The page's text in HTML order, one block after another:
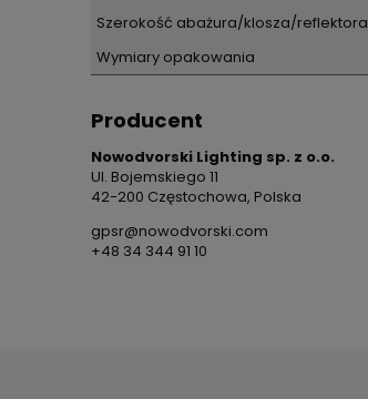
Szerokość abażura/klosza/reflektora
Wymiary opakowania
Producent
Nowodvorski Lighting sp. z o.o.
Ul. Bojemskiego 11
42-200 Częstochowa, Polska
gpsr@nowodvorski.com
+48 34 344 91 10